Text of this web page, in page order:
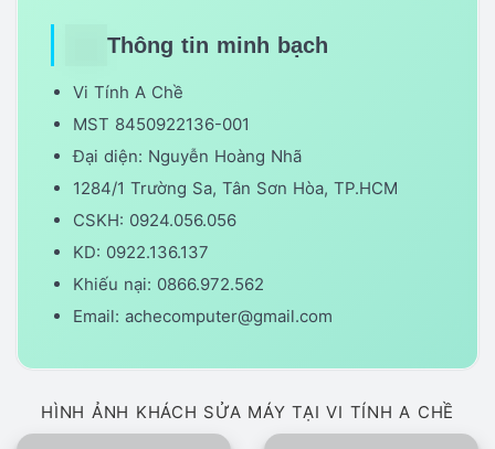
Thông tin minh bạch
Vi Tính A Chề
MST 8450922136-001
Đại diện: Nguyễn Hoàng Nhã
1284/1 Trường Sa, Tân Sơn Hòa, TP.HCM
CSKH: 0924.056.056
KD: 0922.136.137
Khiếu nại: 0866.972.562
Email: achecomputer@gmail.com
HÌNH ẢNH KHÁCH SỬA MÁY TẠI VI TÍNH A CHỀ